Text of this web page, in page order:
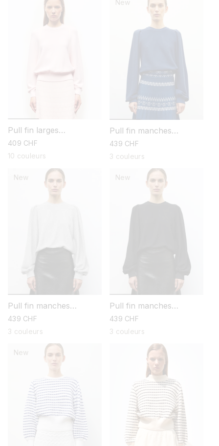
Pull fin larges
emmanchures
prix
habituel
409 CHF
10 couleurs
New
Pull fin manches
froncées
prix
habituel
439 CHF
3 couleurs
New
Pull fin manches
froncées
prix
habituel
439 CHF
3 couleurs
New
Pull fin manches
froncées
prix
habituel
439 CHF
3 couleurs
New